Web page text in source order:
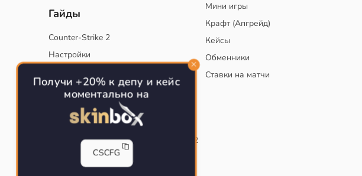
Гайды
Counter-Strike 2
Настройки
Тактики
Конфиг для тренировок в CS
Как сохранить свой конфиг CS
Инста смоки на карте de_mirage в CS2
Рабочий бинд на Jumpthrow
Мини игры
Крафт (Апгрейд)
Кейсы
Обменники
Ставки на матчи
Получи +20% к депу и кейс
моментально на
CSCFG